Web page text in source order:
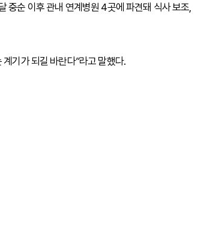
중순 이후 관내 연계병원 4곳에 파견돼 식사 보조,
기가 되길 바란다”라고 말했다.